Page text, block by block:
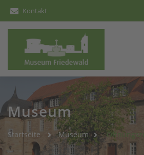
Kontakt
Museum
Startseite Museum